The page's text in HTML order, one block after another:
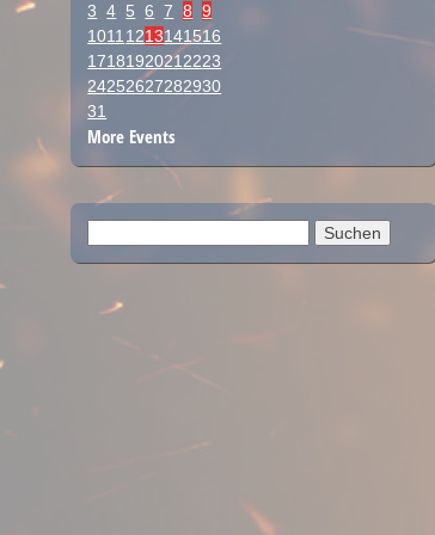
3 4 5 6 7 8 9
10111213141516
17181920212223
24252627282930
31
More Events